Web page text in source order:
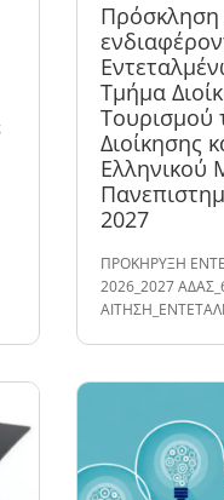
Τμήμα
Τουρισμού
Διοίκησης
Ελληνικού
2027
ΠΡΟΚΗΡΥΞΗ
2026_2027